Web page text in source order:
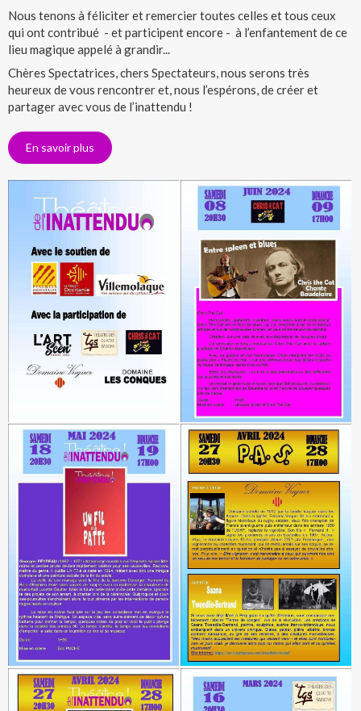
Nous tenons à féliciter et remercier toutes celles et tous ceux
qui ont contribué - et participent encore - à l’enfantement de ce
lieu magique appelé à grandir...
Chères Spectatrices, chers Spectateurs, nous serons très
heureux de vous rencontrer et, nous l’espérons, de créer et
partager avec vous de l’inattendu !
En savoir plus